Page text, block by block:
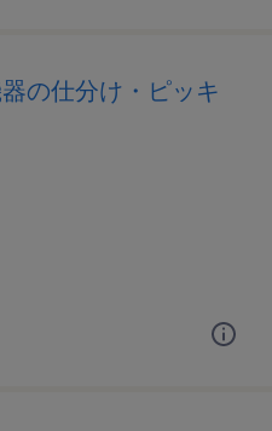
の仕分け・ピッキ